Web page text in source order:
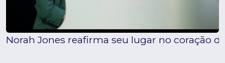
Norah Jones reafirma seu lugar no coração